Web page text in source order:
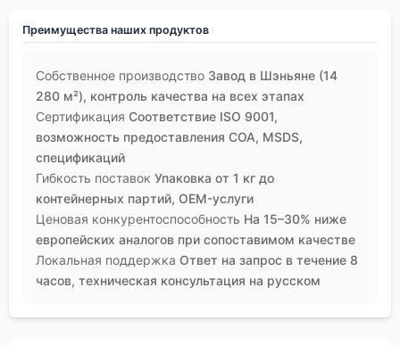
Преимущества наших продуктов
Собственное производство Завод в Шэньяне (14
280 м²), контроль качества на всех этапах
Сертификация Соответствие ISO 9001,
возможность предоставления COA, MSDS,
спецификаций
Гибкость поставок Упаковка от 1 кг до
контейнерных партий, OEM-услуги
Ценовая конкурентоспособность На 15–30% ниже
европейских аналогов при сопоставимом качестве
Локальная поддержка Ответ на запрос в течение 8
часов, техническая консультация на русском